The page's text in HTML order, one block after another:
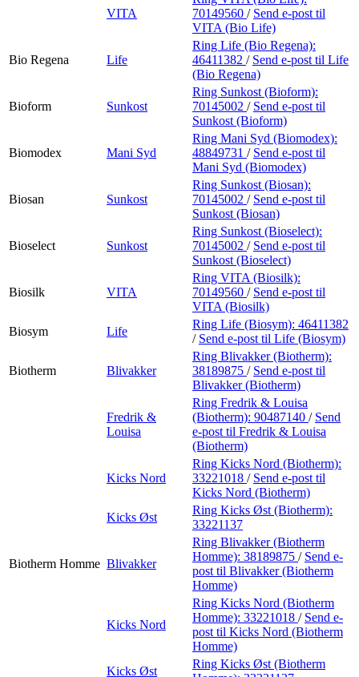
VITA
70149560 / Send e-post til
VITA (Bio Life)
Bio Regena Life
Ring Life (Bio Regena):
46411382 / Send e-post til Life
(Bio Regena)
Bioform Sunkost
Ring Sunkost (Bioform):
70145002 / Send e-post til
Sunkost (Bioform)
Biomodex Mani Syd
Ring Mani Syd (Biomodex):
48849731 / Send e-post til
Mani Syd (Biomodex)
Biosan Sunkost
Ring Sunkost (Biosan):
70145002 / Send e-post til
Sunkost (Biosan)
Bioselect Sunkost
Ring Sunkost (Bioselect):
70145002 / Send e-post til
Sunkost (Bioselect)
Biosilk VITA
Ring VITA (Biosilk):
70149560 / Send e-post til
VITA (Biosilk)
Biosym
Life
Ring Life (Biosym): 46411382
/ Send e-post til Life (Biosym)
Biotherm Blivakker
Ring Blivakker (Biotherm):
38189875 / Send e-post til
Blivakker (Biotherm)
Fredrik &
Louisa
Ring Fredrik & Louisa
(Biotherm): 90487140 / Send
e-post til Fredrik & Louisa
(Biotherm)
Kicks Nord
Ring Kicks Nord (Biotherm):
33221018 / Send e-post til
Kicks Nord (Biotherm)
Kicks Øst
Ring Kicks Øst (Biotherm):
33221137
Biotherm Homme Blivakker
Ring Blivakker (Biotherm
Homme): 38189875 / Send e-
post til Blivakker (Biotherm
Homme)
Kicks Nord
Ring Kicks Nord (Biotherm
Homme): 33221018 / Send e-
post til Kicks Nord (Biotherm
Homme)
Kicks Øst
Ring Kicks Øst (Biotherm